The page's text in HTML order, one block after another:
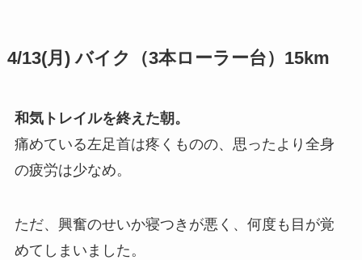
4/13(月) バイク（3本ローラー台）15km
和気トレイルを終えた朝。
痛めている左足首は疼くものの、思ったより全身
の疲労は少なめ。
ただ、興奮のせいか寝つきが悪く、何度も目が覚
めてしまいました。